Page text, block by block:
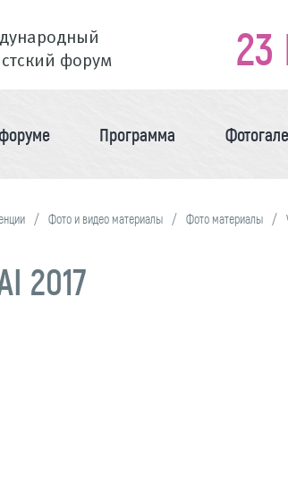
форум
Программа
Фото и видео материалы Фото материалы
2017